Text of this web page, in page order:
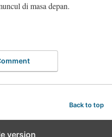
di masa depan.
Back to top
version